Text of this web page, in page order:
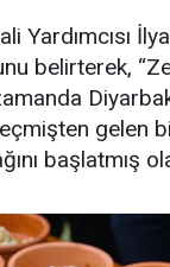
Yardımcısı
belirterek,
gelen
başlatmış